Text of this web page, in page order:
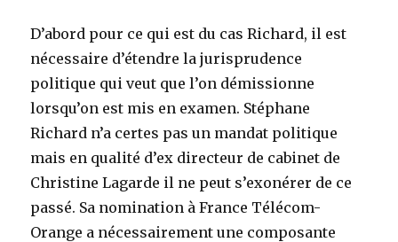
D’abord pour ce qui est du cas Richard, il est
nécessaire d’étendre la jurisprudence
politique qui veut que l’on démissionne
lorsqu’on est mis en examen. Stéphane
Richard n’a certes pas un mandat politique
mais en qualité d’ex directeur de cabinet de
Christine Lagarde il ne peut s’exonérer de ce
passé. Sa nomination à France Télécom-
Orange a nécessairement une composante